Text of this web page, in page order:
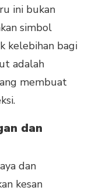
ini bukan
simbol
kelebihan bagi
adalah
membuat
dan
dan
kesan